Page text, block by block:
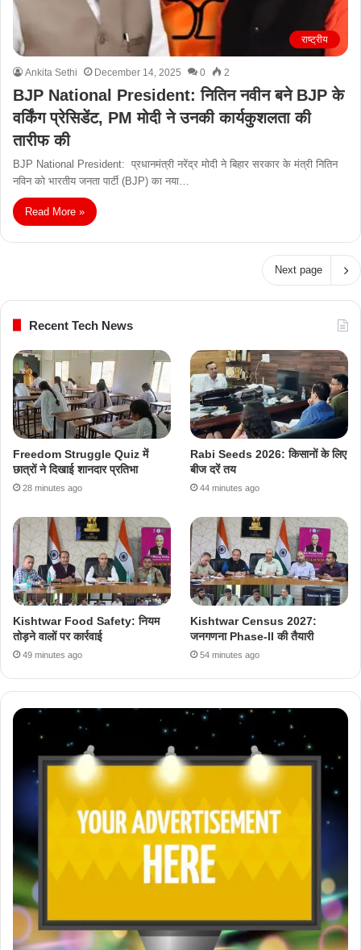
राष्ट्रीय
Ankita Sethi December 14, 2025 0 2
BJP National President: नितिन नवीन बने BJP के
वर्किंग प्रेसिडेंट, PM मोदी ने उनकी कार्यकुशलता की
तारीफ की
BJP National President: प्रधानमंत्री नरेंद्र मोदी ने बिहार सरकार के मंत्री नितिन
नविन को भारतीय जनता पार्टी (BJP) का नया…
Read More »
Next page
Recent Tech News
Freedom Struggle Quiz में
छात्रों ने दिखाई शानदार प्रतिभा
28 minutes ago
Rabi Seeds 2026: किसानों के लिए
बीज दरें तय
44 minutes ago
Kishtwar Food Safety: नियम
तोड़ने वालों पर कार्रवाई
49 minutes ago
Kishtwar Census 2027:
जनगणना Phase-II की तैयारी
54 minutes ago